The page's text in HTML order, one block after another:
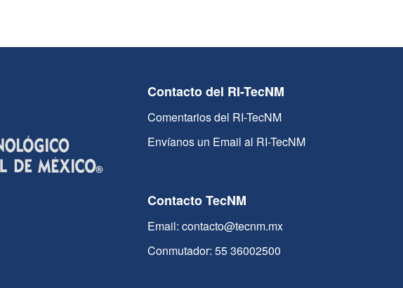
Contacto del RI-TecNM
Comentarios del RI-TecNM
Envíanos un Email al RI-TecNM
Contacto TecNM
Email: contacto@tecnm.mx
Conmutador: 55 36002500